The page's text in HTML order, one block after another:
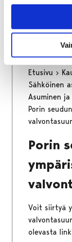
Voit siirtyä
painamalla
Etusivu
Sähköinen
Asuminen
Porin
Porin
Voit siirtyä
olevasta